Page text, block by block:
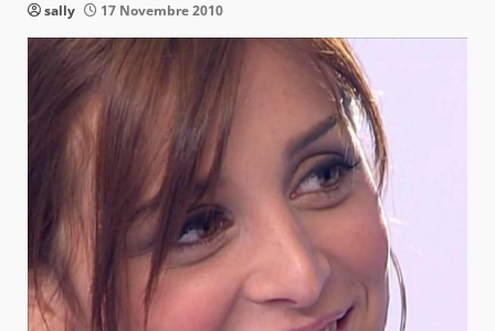
sally 17 Novembre 2010